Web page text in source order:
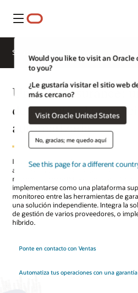
Menú
Would you like to visit an
to you?
¿Le gustaría visitar el sitio web
más cercano?
Visit Oracle United States
No, gracias; me quedo aquí
See this page for a different
Soluciones
Unified Assurance:
de garantía de
automatizada
Implementa una solución de garantía de
automatizados de causa raíz usando
machine learning (ML) y topología.
implementarse como una plataforma
monitoreo entre las herramientas de
una solución independiente. Integra la
de gestión de varios proveedores, o
híbrido.
Ponte en contacto con Ventas
Automatiza tus operaciones con una